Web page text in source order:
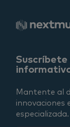
Mantente al
innovaciones
especializada.